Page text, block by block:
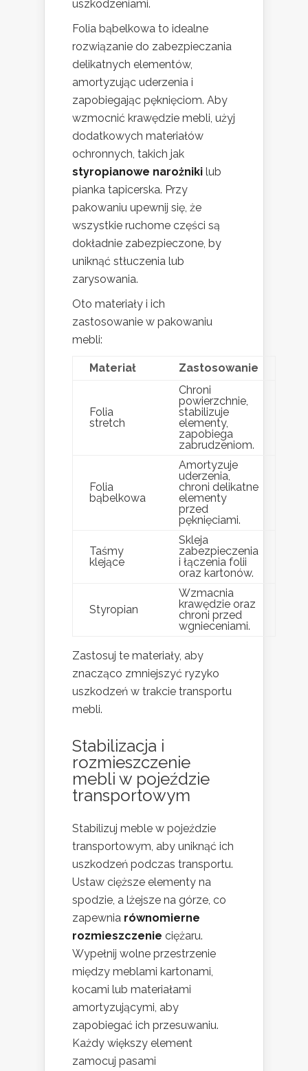
uszkodzeniami.
Folia bąbelkowa to idealne
rozwiązanie do zabezpieczania
delikatnych elementów,
amortyzując uderzenia i
zapobiegając pęknięciom. Aby
wzmocnić krawędzie mebli, użyj
dodatkowych materiałów
ochronnych, takich jak
styropianowe narożniki lub
pianka tapicerska. Przy
pakowaniu upewnij się, że
wszystkie ruchome części są
dokładnie zabezpieczone, by
uniknąć stłuczenia lub
zarysowania.
Oto materiały i ich
zastosowanie w pakowaniu
mebli:
Materiał Zastosowanie
Folia
stretch
Chroni
powierzchnie,
stabilizuje
elementy,
zapobiega
zabrudzeniom.
Folia
bąbelkowa
Amortyzuje
uderzenia,
chroni delikatne
elementy
przed
pęknięciami.
Taśmy
klejące
Skleja
zabezpieczenia
i łączenia folii
oraz kartonów.
Styropian
Wzmacnia
krawędzie oraz
chroni przed
wgnieceniami.
Zastosuj te materiały, aby
znacząco zmniejszyć ryzyko
uszkodzeń w trakcie transportu
mebli.
Stabilizacja i
rozmieszczenie
mebli w pojeździe
transportowym
Stabilizuj meble w pojeździe
transportowym, aby uniknąć ich
uszkodzeń podczas transportu.
Ustaw cięższe elementy na
spodzie, a lżejsze na górze, co
zapewnia równomierne
rozmieszczenie ciężaru.
Wypełnij wolne przestrzenie
między meblami kartonami,
kocami lub materiałami
amortyzującymi, aby
zapobiegać ich przesuwaniu.
Każdy większy element
zamocuj pasami